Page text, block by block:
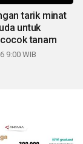
tarik minat
untuk
tanam
9:00 WIB